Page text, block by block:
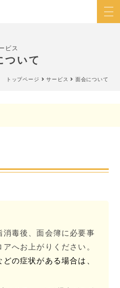
ビス
ついて
トップページ サービス 面会について
毒後、面会簿に必要事
へお上がりください。
どの症状がある場合は、